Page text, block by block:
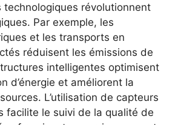
technologiques révolutionnent
Par exemple, les
et les transports en
réduisent les émissions de
intelligentes optimisent
d’énergie et améliorent la
L’utilisation de capteurs
facilite le suivi de la qualité de